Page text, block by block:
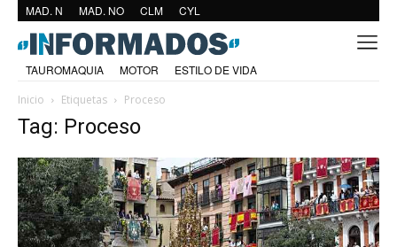
MAD. N MAD. NO CLM CYL
TAUROMAQUIA MOTOR
ESTILO DE VIDA
Inicio
Etiquetas Proceso
Tag: Proceso